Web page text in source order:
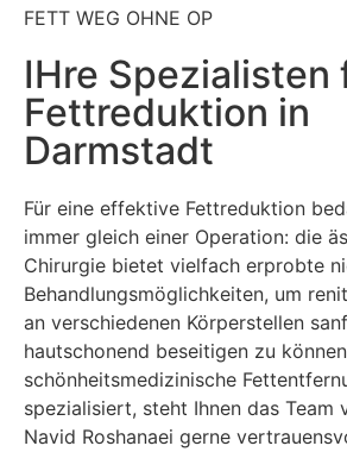
FETT WEG OHNE OP
IHre Spezialisten
Fettreduktion in
Darmstadt
Für eine effektive Fettreduktion
immer gleich einer Operation: die
Chirurgie bietet vielfach erprobte
Behandlungsmöglichkeiten, um
an verschiedenen Körperstellen
hautschonend beseitigen zu
schönheitsmedizinische
spezialisiert, steht Ihnen das Team
Navid Roshanaei gerne